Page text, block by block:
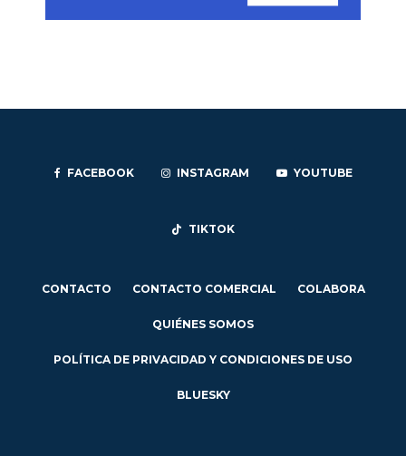
FACEBOOK INSTAGRAM YOUTUBE
TIKTOK
CONTACTO CONTACTO COMERCIAL COLABORA
QUIÉNES SOMOS
POLÍTICA DE PRIVACIDAD Y CONDICIONES DE USO
BLUESKY